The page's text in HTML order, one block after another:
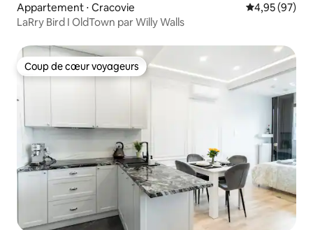
Appartement ⋅ Cracovie Évaluation
4,95 (97)
LaRry Bird I OldTown par Willy Walls
Coup de cœur voyageurs
Coup de cœur voyageurs